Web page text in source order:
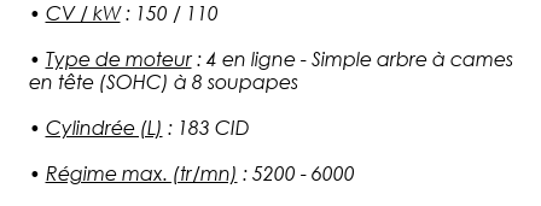
• CV / kW: 150 / 110
• Type de moteur:4 en ligne - Simple arbre à cames
en tête (SOHC) à 8 soupapes
• Cylindrée (L) : 183 CID
• Régime max. (tr/mn) : 5200 - 6000